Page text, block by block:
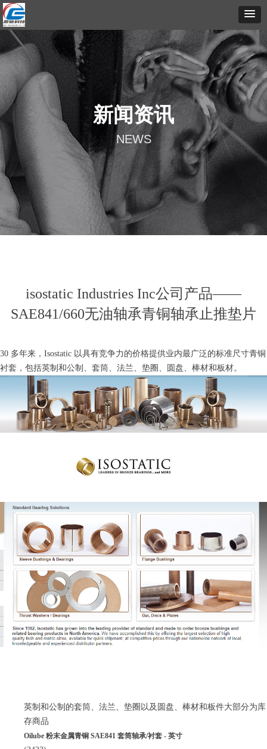
isostatic Industries Inc公司产品——
SAE841/660无油轴承青铜轴承止推垫片
30 多年来，Isostatic 以具有竞争力的价格提供业内最广泛的标准尺寸青铜
衬套，包括英制和公制、套筒、法兰、垫圈、圆盘、棒材和板材。
英制和公制的套筒、法兰、垫圈以及圆盘、棒材和板件大部分为库
存商品
Oilube 粉末金属青铜 SAE841 套筒轴承/衬套 - 英寸
新闻资讯
NEWS